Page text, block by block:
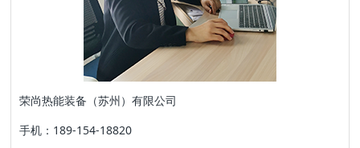
荣尚热能装备（苏州）有限公司
手机：189-154-18820